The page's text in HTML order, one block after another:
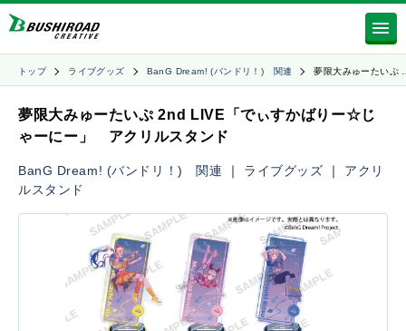
トップ ライブグッズ BanG Dream! (バンドリ！) 関連 夢限大みゅーたいぷ
夢限大みゅーたいぷ 2nd LIVE「でぃすかばりー☆じ
ゃーにー」 アクリルスタンド
BanG Dream! (バンドリ！) 関連 ｜ ライブグッズ ｜ アクリ
ルスタンド